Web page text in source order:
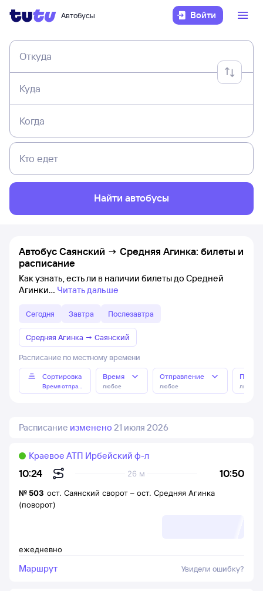
Автобусы Войти
Откуда
Куда
Когда
Кто едет
Найти автобусы
Автобус Саянский → Средняя Агинка: билеты и
расписание
Как узнать, есть ли в наличии билеты до Средней
Агинки
Читать дальше
Сегодня Завтра Послезавтра
Средняя Агинка → Саянский
Расписание по местному времени
Сортировка
Время отправления
Время
любое
Отправление
любое любое
Расписание изменено 21 июля 2026
10:24 10:50
26 м
Краевое АТП Ирбейский ф-л
ежедневно
№ 503 ост. Саянский сворот – ост. Средняя Агинка
(поворот)
Маршрут Увидели ошибку?